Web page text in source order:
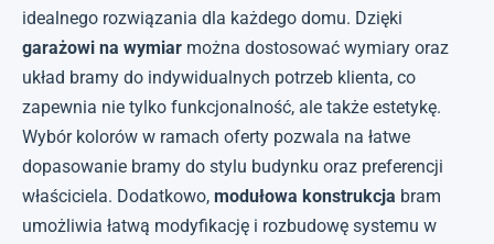
idealnego rozwiązania dla każdego domu. Dzięki
garażowi na wymiar można dostosować wymiary oraz
układ bramy do indywidualnych potrzeb klienta, co
zapewnia nie tylko funkcjonalność, ale także estetykę.
Wybór kolorów w ramach oferty pozwala na łatwe
dopasowanie bramy do stylu budynku oraz preferencji
właściciela. Dodatkowo, modułowa konstrukcja bram
umożliwia łatwą modyfikację i rozbudowę systemu w